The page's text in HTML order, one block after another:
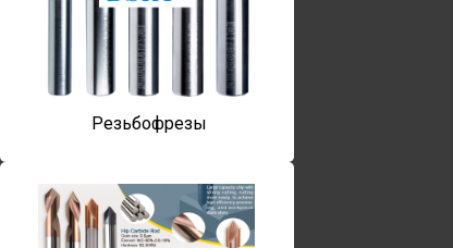
Резьбофрезы